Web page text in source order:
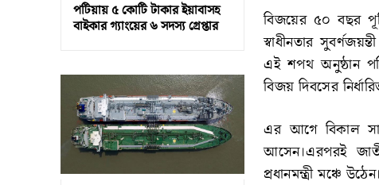
পটিয়ায় ৫ কোটি টাকার ইয়াবাসহ
বাইকার গ্যাংয়ের ৬ সদস্য গ্রেপ্তার
বিজয়ের ৫০ বছর
স্বাধীনতার
এই শপথ অনুষ্ঠান
বিজয় দিবসের
এর আগে বিকাল
আসেন।এরপরই
প্রধানমন্ত্রী মঞ্চে